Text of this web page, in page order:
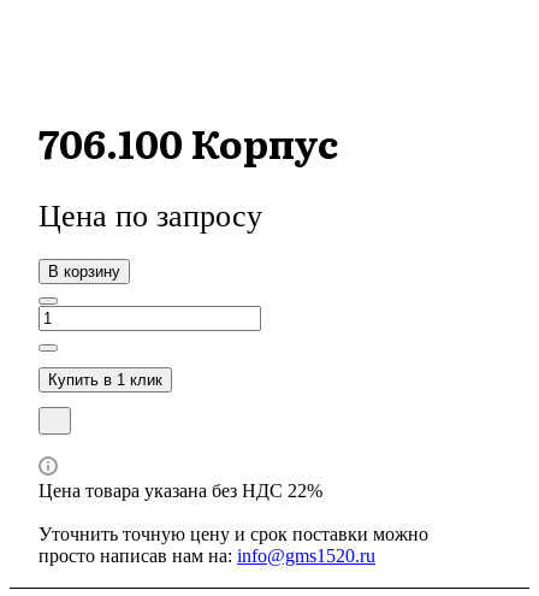
706.100 Корпус
Цена по запросу
В корзину
Купить в 1 клик
Цена товара указана без НДС 22%
Уточнить точную цену и срок поставки можно
просто написав нам на: info@gms1520.ru